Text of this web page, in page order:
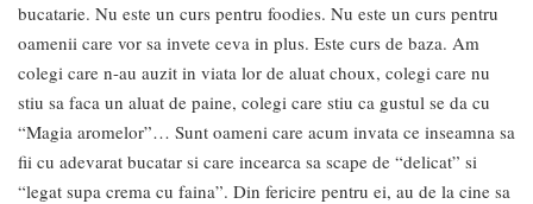
bucatarie. Nu este un curs pentru foodies. Nu este un curs pentru
oamenii care vor sa invete ceva in plus. Este curs de baza. Am
colegi care n-au auzit in viata lor de aluat choux, colegi care nu
stiu sa faca un aluat de paine, colegi care stiu ca gustul se da cu
“Magia aromelor”… Sunt oameni care acum invata ce inseamna sa
fii cu adevarat bucatar si care incearca sa scape de “delicat” si
“legat supa crema cu faina”. Din fericire pentru ei, au de la cine sa